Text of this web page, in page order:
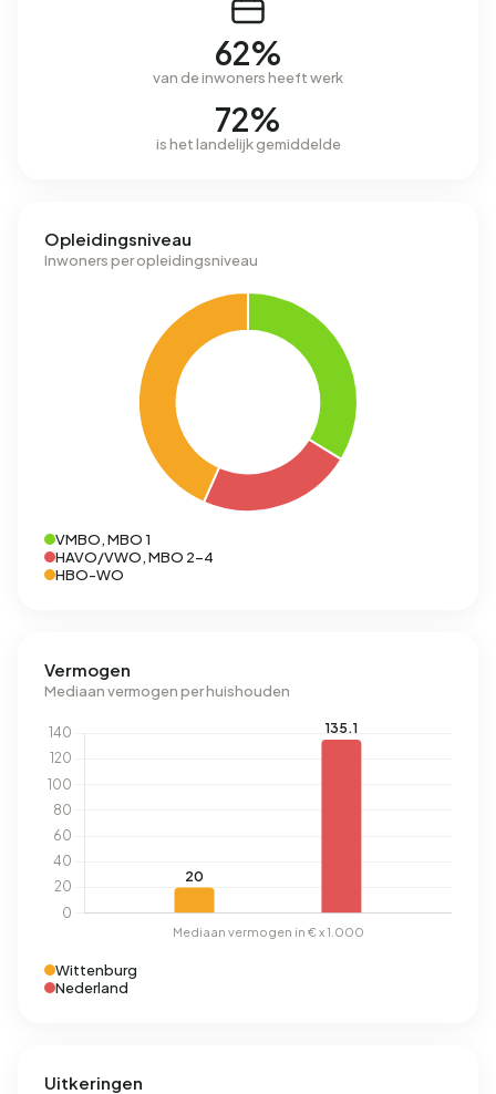
62%
van de inwoners heeft werk
72%
is het landelijk gemiddelde
Opleidingsniveau
Inwoners per opleidingsniveau
VMBO, MBO 1
HAVO/VWO, MBO 2-4
HBO-WO
Vermogen
Mediaan vermogen per huishouden
Wittenburg
Nederland
Uitkeringen